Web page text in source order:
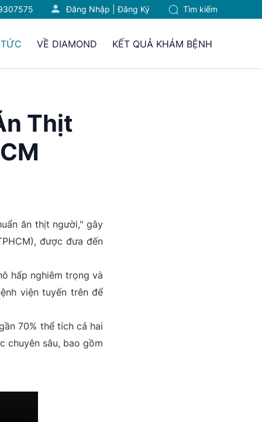
Tìm kiếm
Đăng Nhập |Đăng Ký
VỀ DIAMOND KẾT QUẢ KHÁM BỆNH
Thịt
ăn thịt người," gây
được đưa đến
hấp nghiêm trọng và
viện tuyến trên để
70% thể tích cả hai
chuyên sâu, bao gồm